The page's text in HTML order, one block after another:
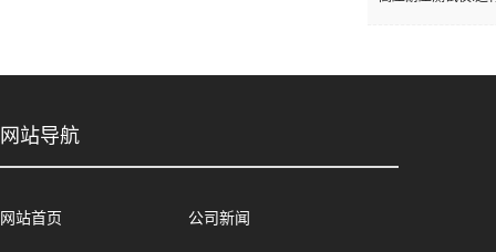
网站导航
网站首页 公司新闻